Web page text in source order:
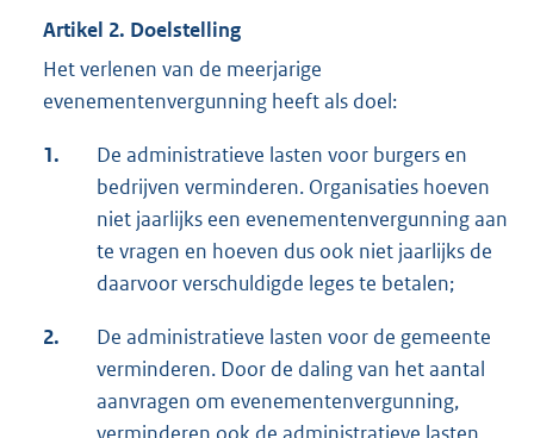
Artikel 2. Doelstelling
Het verlenen van de meerjarige
evenementenvergunning heeft als doel:
1.
De administratieve lasten voor burgers en
bedrijven verminderen. Organisaties hoeven
niet jaarlijks een evenementenvergunning aan
te vragen en hoeven dus ook niet jaarlijks de
daarvoor verschuldigde leges te betalen;
2.
De administratieve lasten voor de gemeente
verminderen. Door de daling van het aantal
aanvragen om evenementenvergunning,